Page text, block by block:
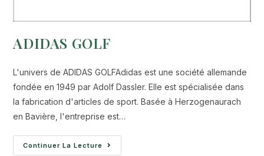
ADIDAS GOLF
L'univers de ADIDAS GOLFAdidas est une société allemande
fondée en 1949 par Adolf Dassler. Elle est spécialisée dans
la fabrication d'articles de sport. Basée à Herzogenaurach
en Bavière, l'entreprise est…
Continuer La Lecture